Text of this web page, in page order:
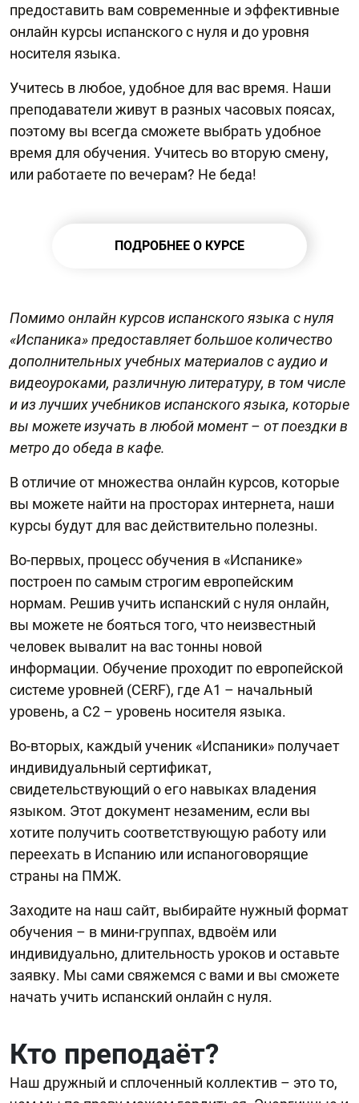
предоставить вам современные и эффективные
онлайн курсы испанского с нуля и до уровня
носителя языка.
Учитесь в любое, удобное для вас время. Наши
преподаватели живут в разных часовых поясах,
поэтому вы всегда сможете выбрать удобное
время для обучения. Учитесь во вторую смену,
или работаете по вечерам? Не беда!
ПОДРОБНЕЕ О КУРСЕ
Помимо онлайн курсов испанского языка с нуля
«Испаника» предоставляет большое количество
дополнительных учебных материалов с аудио и
видеоуроками, различную литературу, в том числе
и из лучших учебников испанского языка, которые
вы можете изучать в любой момент – от поездки в
метро до обеда в кафе.
В отличие от множества онлайн курсов, которые
вы можете найти на просторах интернета, наши
курсы будут для вас действительно полезны.
Во-первых, процесс обучения в «Испанике»
построен по самым строгим европейским
нормам. Решив учить испанский с нуля онлайн,
вы можете не бояться того, что неизвестный
человек вывалит на вас тонны новой
информации. Обучение проходит по европейской
системе уровней (CERF), где А1 – начальный
уровень, а С2 – уровень носителя языка.
Во-вторых, каждый ученик «Испаники» получает
индивидуальный сертификат,
свидетельствующий о его навыках владения
языком. Этот документ незаменим, если вы
хотите получить соответствующую работу или
переехать в Испанию или испаноговорящие
страны на ПМЖ.
Заходите на наш сайт, выбирайте нужный формат
обучения – в мини-группах, вдвоём или
индивидуально, длительность уроков и оставьте
заявку. Мы сами свяжемся с вами и вы сможете
начать учить испанский онлайн с нуля.
Кто преподаёт?
Наш дружный и сплоченный коллектив – это то,